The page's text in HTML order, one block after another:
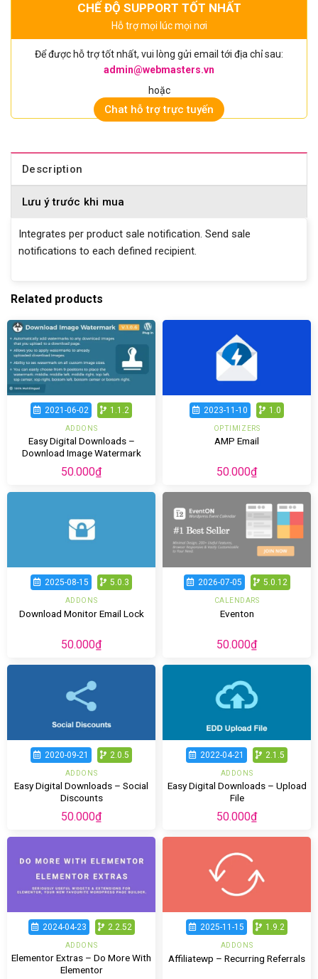
CHẾ ĐỘ SUPPORT TỐT NHẤT
Hỗ trợ mọi lúc mọi nơi
Để được hỗ trợ tốt nhất, vui lòng gửi email tới địa chỉ sau:
admin@webmasters.vn
hoặc
Chat hỗ trợ trực tuyến
Description
Lưu ý trước khi mua
Integrates per product sale notification. Send sale
notifications to each defined recipient.
Related products
2021-06-02 1.1.2
ADDONS
Easy Digital Downloads –
Download Image Watermark
50.000₫
2023-11-10 1.0
OPTIMIZERS
AMP Email
50.000₫
2025-08-15 5.0.3
ADDONS
Download Monitor Email Lock
50.000₫
2026-07-05 5.0.12
CALENDARS
Eventon
50.000₫
2020-09-21 2.0.5
ADDONS
Easy Digital Downloads – Social
Discounts
50.000₫
2022-04-21 2.1.5
ADDONS
Easy Digital Downloads – Upload
File
50.000₫
2024-04-23 2.2.52
ADDONS
Elementor Extras – Do More With
Elementor
2025-11-15 1.9.2
ADDONS
Affiliatewp – Recurring Referrals